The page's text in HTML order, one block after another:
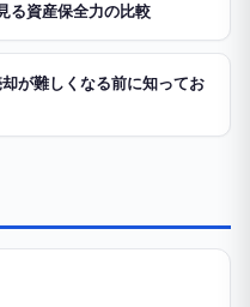
る資産保全力の比較
が難しくなる前に知ってお